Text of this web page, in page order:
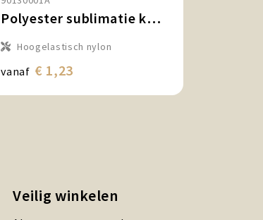
Polyester sublimatie koord-keycord met full colour label
Hoogelastisch nylon
vanaf € 1,23
Veilig winkelen